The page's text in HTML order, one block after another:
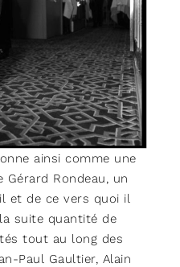
ainsi comme une
Gérard Rondeau, un
et de ce vers quoi il
suite quantité de
tout au long des
Paul Gaultier, Alain